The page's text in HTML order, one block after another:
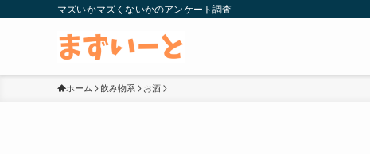
マズいかマズくないかのアンケート調査
ホーム 飲み物系 お酒